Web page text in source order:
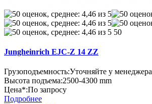
50
Jungheinrich EJC-Z 14 ZZ
Грузоподъемность:Уточняйте у менеджера
Высота подъема:2500-4300 mm
Цена*:По запросу
Подробнее